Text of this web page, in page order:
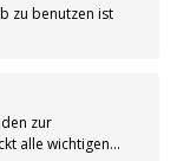
zu benutzen ist
zur
alle wichtigen…